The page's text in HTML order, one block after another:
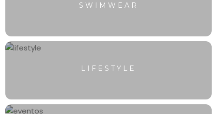
SWIMWEAR
LIFESTYLE